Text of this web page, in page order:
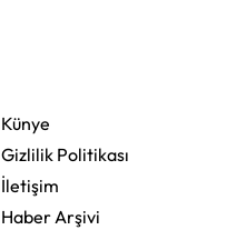
Künye
Gizlilik Politikası
İletişim
Haber Arşivi